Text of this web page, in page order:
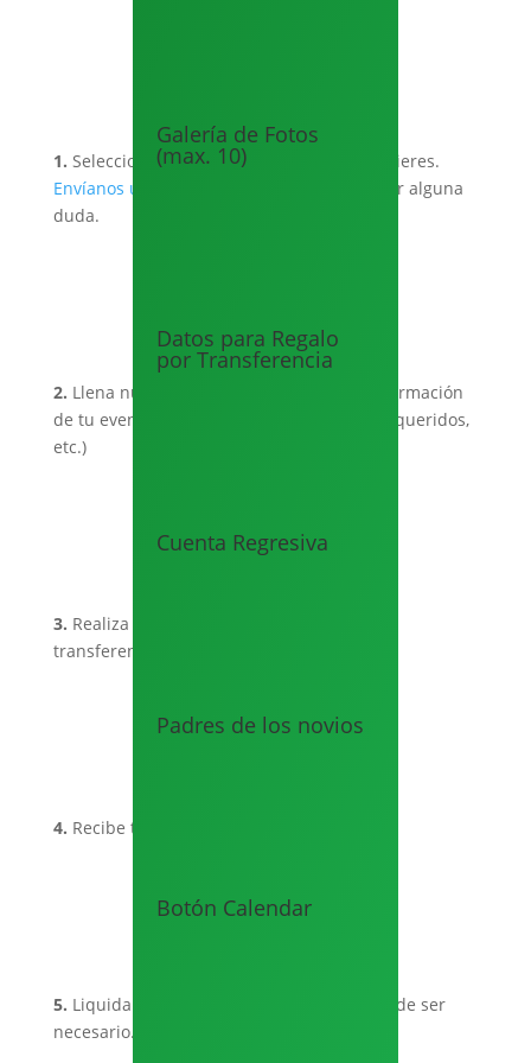
Galería de Fotos
(max. 10)
Datos para Regalo
por Transferencia
Cuenta Regresiva
Padres de los novios
Botón Calendar
1. Selecciona el tipo de invitación que requieres.
Envíanos un Whatsapp
si requieres resolver alguna
duda.
2. Llena nuestro formulario con toda la información
de tu evento (lugares, horarios, módulos requeridos,
etc.)
3. Realiza un anticipo de $300 a través de
transferencia o pago en línea.
4. Recibe tu invitación
5. Liquida el pago y solicita modificaciones de ser
necesario.